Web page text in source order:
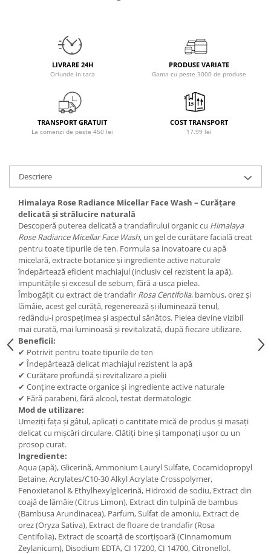
Puritan`s Pride
Raw Nutrition
REDCON1
Rich Piana 5% Nutrition
RIPT
Scitec
Scivation
Skill Nutrition
Smart Shake
Swanson
Under Armour
Universal
Vitargo
Weider
Zenana
LIVRARE 24H
Oriunde in tara
PRODUSE VARIATE
Gama cu peste 3000 de produse
TRANSPORT GRATUIT
La comenzi de peste 450 lei
COST TRANSPORT
17.99 lei
Descriere
Himalaya Rose Radiance Micellar Face Wash – Curățare
delicată și strălucire naturală
Descoperă puterea delicată a trandafirului organic cu Himalaya
Rose Radiance Micellar Face Wash, un gel de curățare facială creat
pentru toate tipurile de ten. Formula sa inovatoare cu apă
micelară, extracte botanice și ingrediente active naturale
îndepărtează eficient machiajul (inclusiv cel rezistent la apă),
impuritățile și excesul de sebum, fără a usca pielea.
Îmbogățit cu extract de trandafir Rosa Centifolia, bambus, orez și
lămâie, acest gel curăță, regenerează și iluminează tenul,
redându-i prospețimea și aspectul sănătos. Pielea devine vizibil
mai curată, mai luminoasă și revitalizată, după fiecare utilizare.
Beneficii:
✔ Potrivit pentru toate tipurile de ten
✔ Îndepărtează delicat machiajul rezistent la apă
✔ Curățare profundă și revitalizare a pielii
✔ Conține extracte organice și ingrediente active naturale
✔ Fără parabeni, fără alcool, testat dermatologic
Mod de utilizare:
Umeziți fața și gâtul, aplicați o cantitate mică de produs și masați
delicat cu mișcări circulare. Clătiți bine și tamponați ușor cu un
prosop curat.
Ingrediente:
Aqua (apă), Glicerină, Ammonium Lauryl Sulfate, Cocamidopropyl
Betaine, Acrylates/C10-30 Alkyl Acrylate Crosspolymer,
Fenoxietanol & Ethylhexylglicerină, Hidroxid de sodiu, Extract din
coajă de lămâie (Citrus Limon), Extract din tulpină de bambus
(Bambusa Arundinacea), Parfum, Sulfat de amoniu, Extract de
orez (Oryza Sativa), Extract de floare de trandafir (Rosa
Centifolia), Extract de scoarță de scorțișoară (Cinnamomum
Zeylanicum), Disodium EDTA, CI 17200, CI 14700, Citronellol.